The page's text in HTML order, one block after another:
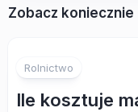
Zobacz koniecznie
Rolnictwo
Ile kosztuje